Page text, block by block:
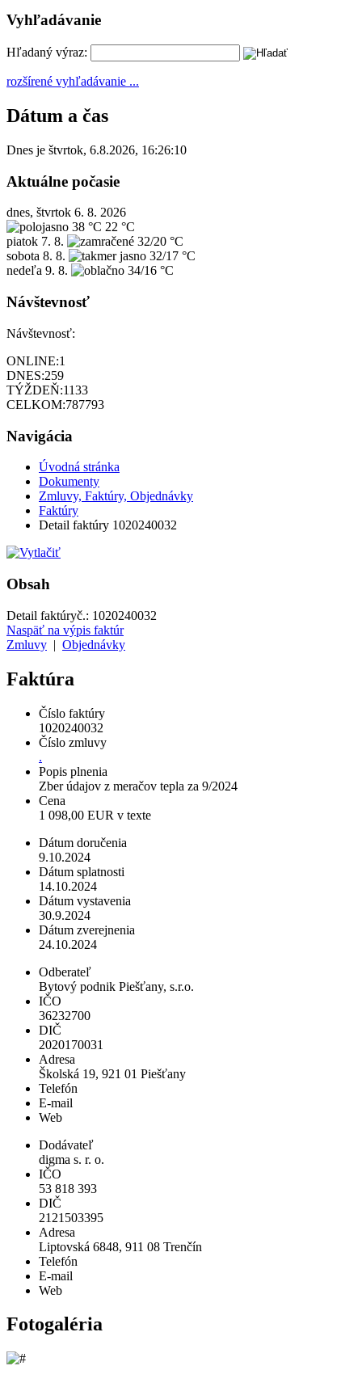
Vyhľadávanie
Hľadaný výraz:
rozšírené vyhľadávanie ...
Dátum a čas
Dnes je štvrtok, 6.8.2026, 16:26:10
Aktuálne počasie
dnes, štvrtok 6. 8. 2026
38 °C 22 °C
piatok 7. 8.
32/20 °C
sobota 8. 8.
32/17 °C
nedeľa 9. 8. 34/16 °C
Návštevnosť
Návštevnosť:
ONLINE:1
DNES:259
TÝŽDEŇ:1133
CELKOM:787793
Navigácia
Úvodná stránka
Dokumenty
Zmluvy, Faktúry, Objednávky
Faktúry
Detail faktúry 1020240032
Obsah
Detail faktúryč.: 1020240032
Naspäť na výpis faktúr
Zmluvy | Objednávky
Faktúra
Číslo faktúry
1020240032
Číslo zmluvy
.
Popis plnenia
Zber údajov z meračov tepla za 9/2024
Cena
1 098,00 EUR v texte
Dátum doručenia
9.10.2024
Dátum splatnosti
14.10.2024
Dátum vystavenia
30.9.2024
Dátum zverejnenia
24.10.2024
Odberateľ
Bytový podnik Piešťany, s.r.o.
IČO
36232700
DIČ
2020170031
Adresa
Školská 19, 921 01 Piešťany
Telefón
E-mail
Web
Dodávateľ
digma s. r. o.
IČO
53 818 393
DIČ
2121503395
Adresa
Liptovská 6848, 911 08 Trenčín
Telefón
E-mail
Web
Fotogaléria